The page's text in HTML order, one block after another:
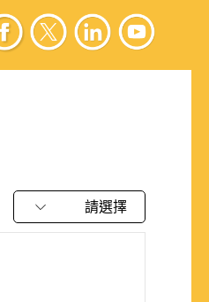
請選擇